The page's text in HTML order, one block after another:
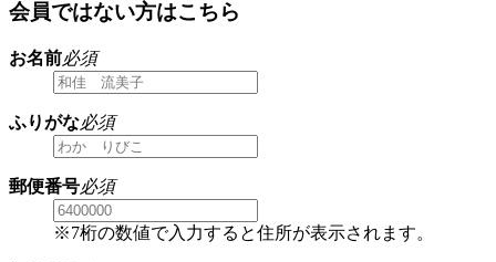
会員ではない方はこちら
お名前必須
ふりがな必須
郵便番号必須
※7桁の数値で入力すると住所が表示されます。